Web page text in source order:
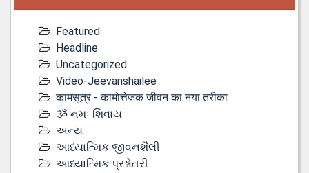
Featured
Headline
Uncategorized
Video-Jeevanshailee
कामसूत्र - कामोत्तेजक जीवन का नया तरीका
ૐ નમઃ શિવાય
અન્ય...
આધ્યાત્મિક જીવનશૈલી
આધ્યાત્મિક પ્રશ્નોતરી